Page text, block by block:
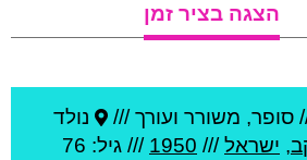
הצגה בציר זמן
סופר, משורר ועורך ///
נולד
, ישראל///
1950 /// גיל: 76